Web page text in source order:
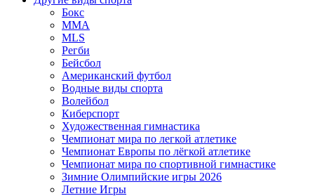
Бокс
MMA
MLS
Регби
Бейсбол
Американский футбол
Водные виды спорта
Волейбол
Киберспорт
Художественная гимнастика
Чемпионат мира по легкой атлетике
Чемпионат Европы по лёгкой атлетике
Чемпионат мира по спортивной гимнастике
Зимние Олимпийские игры 2026
Летние Игры